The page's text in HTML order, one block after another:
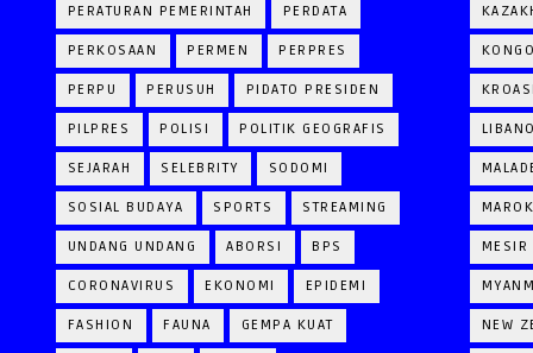
PERATURAN PEMERINTAH PERDATA
PERKOSAAN PERMEN PERPRES
PERPU PERUSUH PIDATO PRESIDEN
PILPRES POLISI POLITIK GEOGRAFIS
SEJARAH SELEBRITY SODOMI
SOSIAL BUDAYA SPORTS STREAMING
UNDANG UNDANG ABORSI BPS
CORONAVIRUS EKONOMI EPIDEMI
FASHION FAUNA GEMPA KUAT
MESIR
NEW